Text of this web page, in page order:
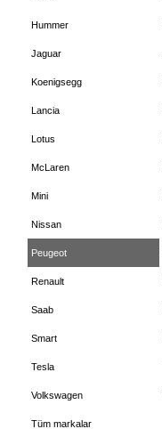
Hummer
Jaguar
Koenigsegg
Lancia
Lotus
McLaren
Mini
Nissan
Peugeot
Renault
Saab
Smart
Tesla
Volkswagen
Tüm markalar